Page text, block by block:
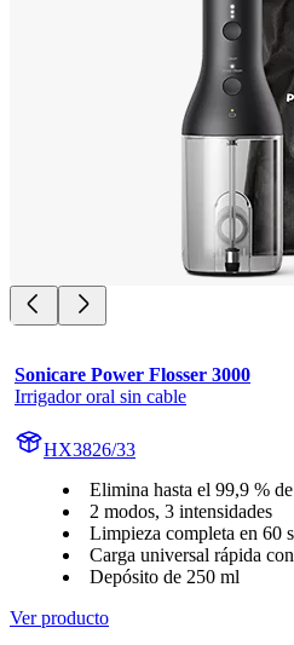
Sonicare Power Flosser 3000
Irrigador oral sin cable
HX3826/33
Elimina hasta el 99,9 %
2 modos, 3 intensidades
Limpieza completa en 60
Carga universal rápida
Depósito de 250 ml
Ver producto